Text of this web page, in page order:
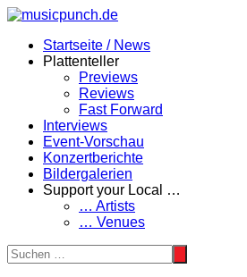
Zum
springenStartseite / News
Plattenteller
Previews
Reviews
Fast Forward
Interviews
Event-Vorschau
Konzertberichte
Bildergalerien
Support your Local …
… Artists
… Venues